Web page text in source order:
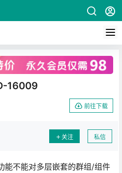
16009
前往下载
关注 私信
能不能对多层嵌套的群组/组件